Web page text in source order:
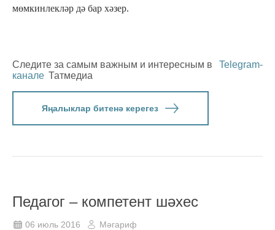
мөмкинлекләр дә бар хәзер.
Следите за самым важным и интересным в
Telegram-
канале Татмедиа
Яңалыклар битенә керегез
Педагог – компетент шәхес
06 июль 2016 Мәгариф